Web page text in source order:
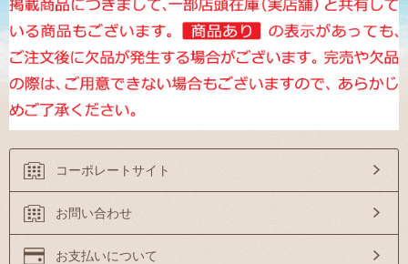
コーポレートサイト
お問い合わせ
お支払いについて